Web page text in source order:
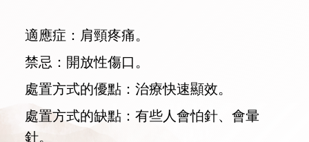
適應症：肩頸疼痛。
禁忌：開放性傷口。
處置方式的優點：治療快速顯效。
處置方式的缺點：有些人會怕針、會暈
針。